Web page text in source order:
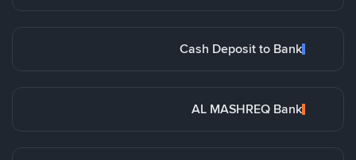
Cash Deposit to Bank
AL MASHREQ Bank